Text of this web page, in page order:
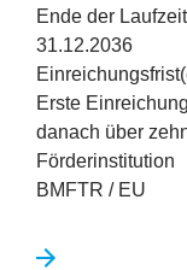
Ende der Laufzeit
31.12.2036
Erste
danach über
Förderinstitution
BMFTR / EU